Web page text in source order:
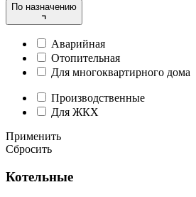
По назначению
Аварийная
Отопительная
Для многоквартирного дома
Производственные
Для ЖКХ
Применить
Сбросить
Котельные